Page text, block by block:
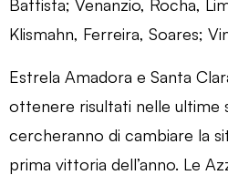
Battista; Venanzio, Rocha,
Klismahn, Ferreira, Soares;
Estrela Amadora e Santa
ottenere risultati nelle ultime
cercheranno di cambiare la
prima vittoria dell’anno. Le